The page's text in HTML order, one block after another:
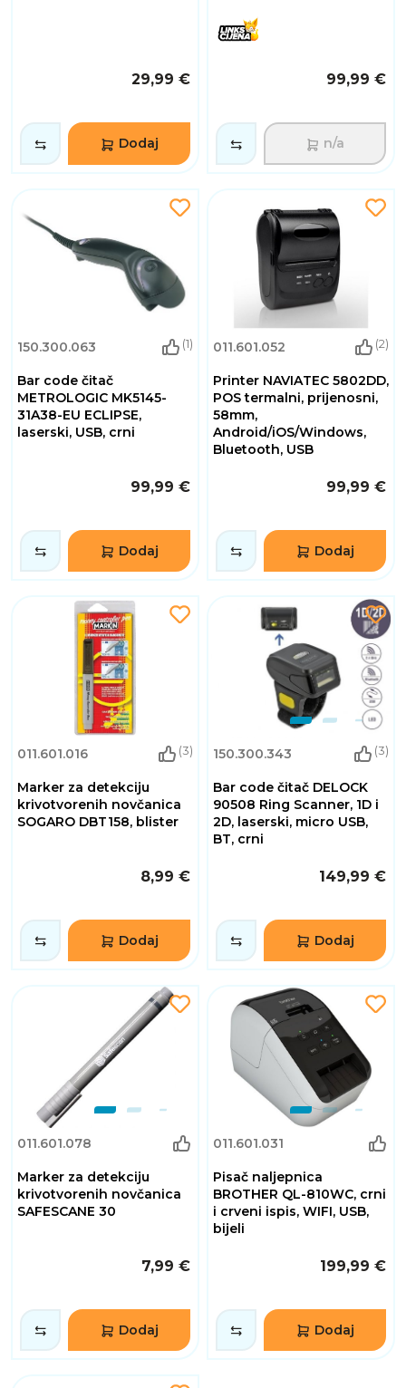
29,99 €
Dodaj
99,99 €
n/a
150.300.063 (1)
Bar code čitač
METROLOGIC MK5145-
31A38-EU ECLIPSE,
laserski, USB, crni
99,99 €
Dodaj
011.601.052 (2)
Printer NAVIATEC 5802DD,
POS termalni, prijenosni,
58mm,
Android/iOS/Windows,
Bluetooth, USB
99,99 €
Dodaj
011.601.016 (3)
Marker za detekciju
krivotvorenih novčanica
SOGARO DBT158, blister
8,99 €
Dodaj
150.300.343 (3)
Bar code čitač DELOCK
90508 Ring Scanner, 1D i
2D, laserski, micro USB,
BT, crni
149,99 €
Dodaj
011.601.078
Marker za detekciju
krivotvorenih novčanica
SAFESCANE 30
7,99 €
Dodaj
011.601.031
Pisač naljepnica
BROTHER QL-810WC, crni
i crveni ispis, WIFI, USB,
bijeli
199,99 €
Dodaj